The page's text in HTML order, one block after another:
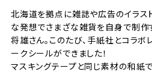
北海道を拠点に雑誌や広告のイラス
な発想でさまざな雑貨を自身で制作
将雄さん。このたび、手紙社とコラボ
ークシールができました！
マスキングテープと同じ素材の和紙